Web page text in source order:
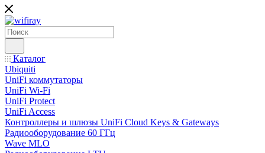
Каталог
Ubiquiti
UniFi коммутаторы
UniFi Wi-Fi
UniFi Protect
UniFi Access
Контроллеры и шлюзы UniFi Cloud Keys & Gateways
Радиооборудование 60 ГГц
Wave MLO